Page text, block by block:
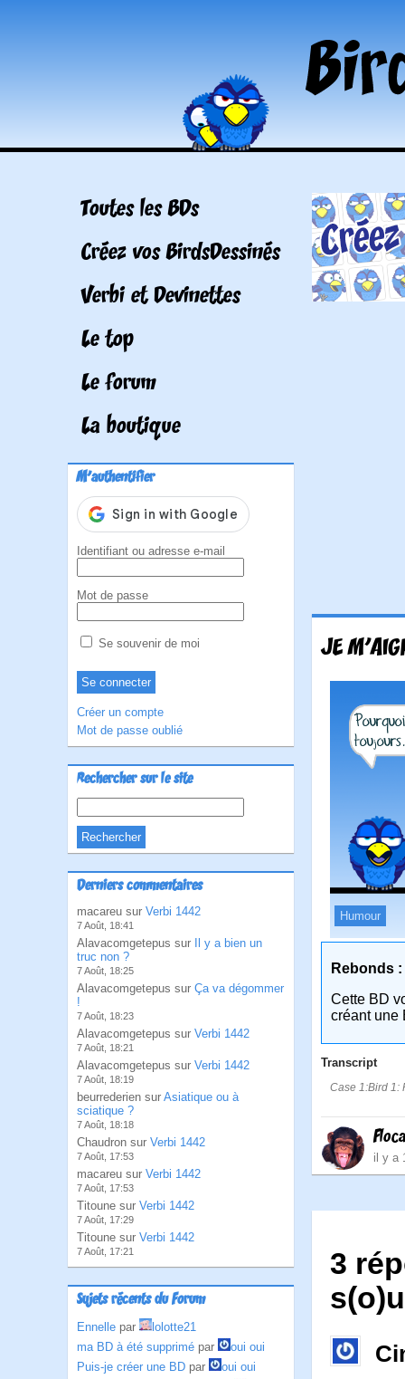
Toutes les BDs
Créez vos BirdsDessinés
Verbi et Devinettes
Le top
Le forum
La boutique
M'authentifier
Identifiant ou adresse e-mail
Mot de passe
Se souvenir de moi
Créer un compte
Mot de passe oublié
Rechercher sur le site
Derniers commentaires
macareu sur Verbi 1442
7 Août, 18:41
Alavacomgetepus sur
Il y a bien un
truc non ?
7 Août, 18:25
Alavacomgetepus sur Ça va dégommer
!
7 Août, 18:23
Alavacomgetepus sur Verbi 1442
7 Août, 18:21
Alavacomgetepus sur Verbi 1442
7 Août, 18:19
beurrederien sur Asiatique ou à
sciatique ?
7 Août, 18:18
Chaudron sur Verbi 1442
7 Août, 17:53
macareu sur Verbi 1442
7 Août, 17:53
Titoune sur Verbi 1442
7 Août, 17:29
Titoune sur Verbi 1442
7 Août, 17:21
Sujets récents du Forum
Ennelle par
lolotte21
ma BD à été supprimé par
oui oui
Puis-je créer une BD par
oui oui
JE
Humour
Rebonds :
Cette BD
créant une
Transcript
Case 1:Bird 1:
il y a
3